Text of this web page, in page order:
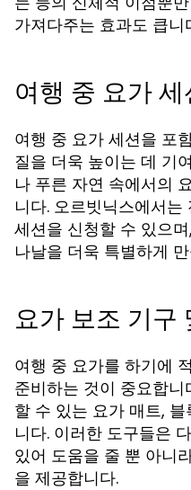
가져다주는 효과도 큽니
여행 중 요가
여행 중 요가 세션을 포
질을 더욱 높이는 데 기
나 푸른 자연 속에서의
니다. 오르빗닉스에서
세션을 신청할 수 있으
나날을 더욱 특별하게
요가 보조 기구
여행 중 요가를 하기에
준비하는 것이 중요합니
할 수 있는 요가 매트,
니다. 이러한 도구들은
있어 도움을 줄 뿐 아니
을 제공합니다.